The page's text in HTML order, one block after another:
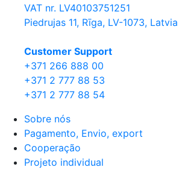
VAT nr. LV40103751251
Piedrujas 11, Rīga, LV-1073, Latvia
Сustomer Support
+371 266 888 00
+371 2 777 88 53
+371 2 777 88 54
Sobre nós
Pagamento, Envio, export
Cooperação
Projeto individual